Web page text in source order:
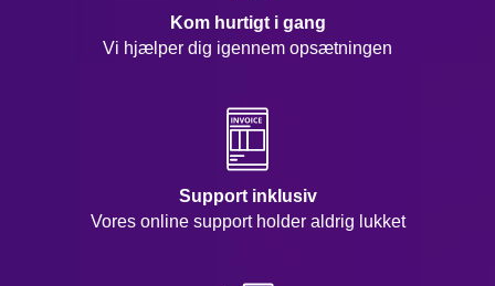
Kom hurtigt i gang
Vi hjælper dig igennem opsætningen
Support inklusiv
Vores online support holder aldrig lukket